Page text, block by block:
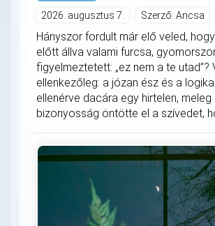
2026. augusztus 7. Szerző: Ancsa
Hányszor fordult már elő veled,
előtt állva valami furcsa,
figyelmeztetett: „ez nem a te utad”?
ellenkezőleg: a józan ész és a
ellenérve dacára egy hirtelen, meleg
bizonyosság öntötte el a szívedet,